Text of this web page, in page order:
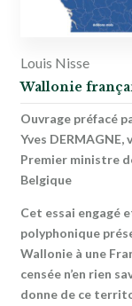
Louis Nisse
Wallonie
Ouvrage préfacé
Yves DERMAGNE,
Premier ministre
Belgique
Cet essai engagé
polyphonique
Wallonie à une
censée n’en rien
donne de ce